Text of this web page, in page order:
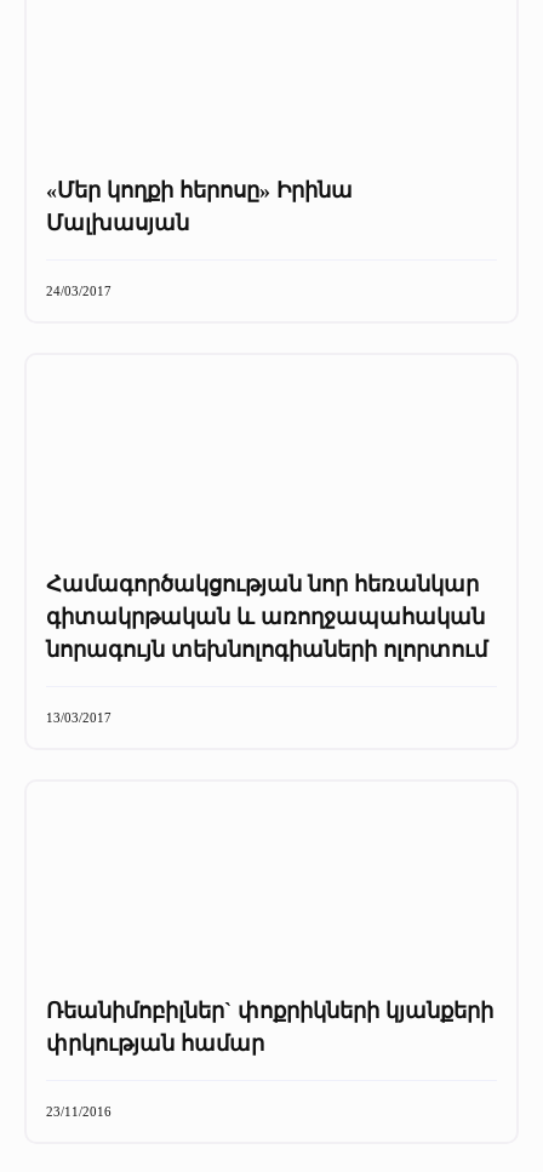
«Մեր կողքի հերոսը» Իրինա
Մալխասյան
24/03/2017
Համագործակցության նոր հեռանկար
գիտակրթական և առողջապահական
նորագույն տեխնոլոգիաների ոլորտում
13/03/2017
Ռեանիմոբիլներ` փոքրիկների կյանքերի
փրկության համար
23/11/2016